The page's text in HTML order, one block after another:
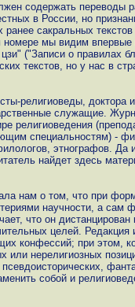
содержать переводы
в России, но
сакральных
номере мы видим впервые
("Записи о правилах
текстов, но у нас в
религиоведы, доктора
служащие.
религиоведения
специальностям) -
этнографов. Да
найдет здесь
нам о том, что при
научности, а сам
что он дистанцирован
целей. Редакция
конфессий; при этом,
или нерелигиозных
собой и